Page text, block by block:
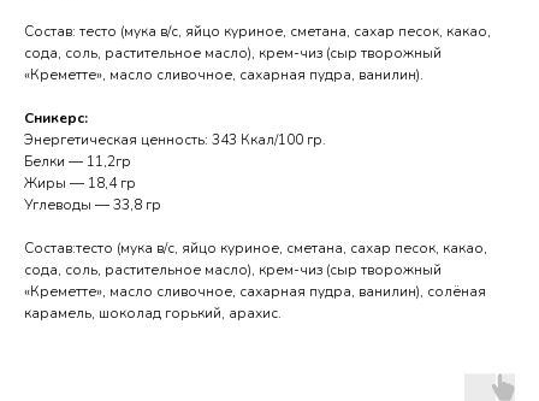
Состав: тесто (мука в/с, яйцо куриное, сметана, сахар песок, какао,
сода, соль, растительное масло), крем-чиз (сыр творожный
«Креметте», масло сливочное, сахарная пудра, ванилин).
Сникерс:
Энергетическая ценность: 343 Ккал/100 гр.
Белки — 11,2гр
Жиры — 18,4 гр
Углеводы — 33,8 гр
Состав:тесто (мука в/с, яйцо куриное, сметана, сахар песок, какао,
сода, соль, растительное масло), крем-чиз (сыр творожный
«Креметте», масло сливочное, сахарная пудра, ванилин), солёная
карамель, шоколад горький, арахис.